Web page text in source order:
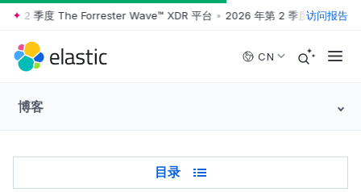
Skip to main content
2 季度 The Forrester Wave™ XDR 平台 • 2026 年第 2 季度 The访问报告
CN
博客
Table of Contents
目录